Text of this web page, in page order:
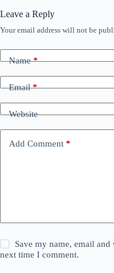
Leave a Reply
Your email address will not be
Name*
Email*
Website
Add Comment *
Save my name, email
next time I comment.